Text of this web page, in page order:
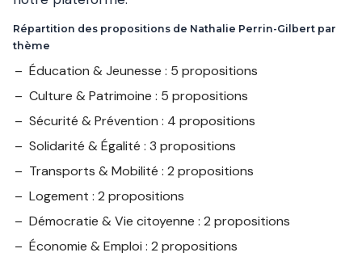
Répartition des propositions de Nathalie Perrin-Gilbert par
thème
Éducation & Jeunesse : 5 propositions
Culture & Patrimoine : 5 propositions
Sécurité & Prévention : 4 propositions
Solidarité & Égalité : 3 propositions
Transports & Mobilité : 2 propositions
Logement : 2 propositions
Démocratie & Vie citoyenne : 2 propositions
Économie & Emploi : 2 propositions